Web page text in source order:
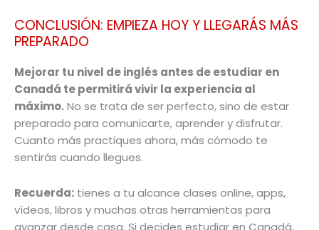
CONCLUSIÓN: EMPIEZA HOY Y LLEGARÁS MÁS
PREPARADO
Mejorar tu nivel de inglés antes de estudiar en
Canadá te permitirá vivir la experiencia al
máximo.No se trata de ser perfecto, sino de estar
preparado para comunicarte, aprender y disfrutar.
Cuanto más practiques ahora, más cómodo te
sentirás cuando llegues.
Recuerda: tienes a tu alcance clases online, apps,
vídeos, libros y muchas otras herramientas para
avanzar desde casa. Si decides estudiar en Canadá,